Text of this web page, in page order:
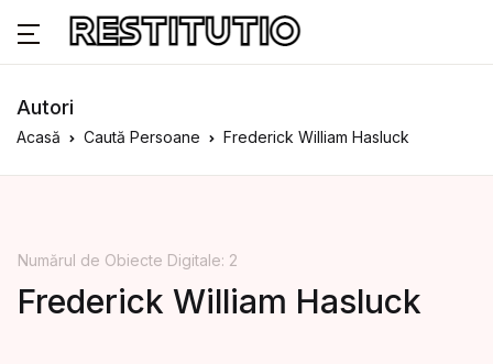
Autori
Acasă Caută Persoane Frederick William Hasluck
Numărul de Obiecte Digitale: 2
Frederick William Hasluck